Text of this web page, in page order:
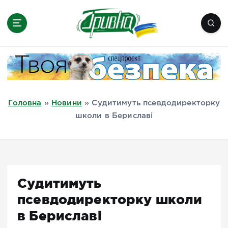
Миколаїв, Одеса, Мелітополь
Головна » Новини » Судитимуть псевдодиректорку
школи в Бериславі
Судитимуть
псевдодиректорку школи
в Бериславі